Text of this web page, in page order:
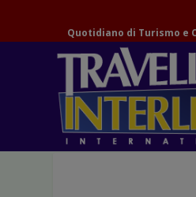
Quotidiano di Turismo e